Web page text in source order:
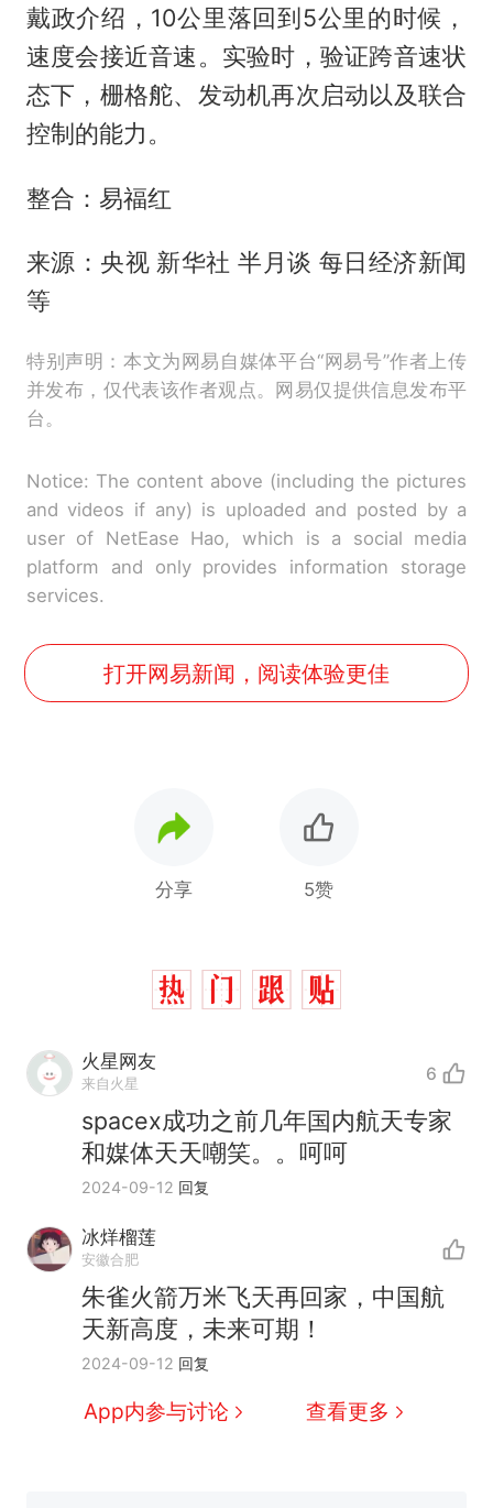
戴政介绍，10公里落回到5公里的时候，
速度会接近音速。实验时，验证跨音速状
态下，栅格舵、发动机再次启动以及联合
控制的能力。
整合：易福红
来源：央视 新华社 半月谈 每日经济新闻
等
特别声明：本文为网易自媒体平台“网易号”作者上传
并发布，仅代表该作者观点。网易仅提供信息发布平
台。
Notice: The content above (including the pictures
and videos if any) is uploaded and posted by a
user of NetEase Hao, which is a social media
platform and only provides information storage
services.
打开网易新闻，阅读体验更佳
分享 5赞
火星网友
来自火星 6
spacex成功之前几年国内航天专家
和媒体天天嘲笑。。呵呵
2024-09-12 回复
冰烊榴莲
安徽合肥
朱雀火箭万米飞天再回家，中国航
天新高度，未来可期！
2024-09-12 回复
App内参与讨论 查看更多
热 十多万人报名的考试，成绩
全部作废，公平么？
新
全球唯一没有法定首都的国
家，刚改国名，总统就邀请中
国大使骑行绕了几乎整个国境
线一圈，还曾两次到中国寻根
5万的小车卖不动，40万以上